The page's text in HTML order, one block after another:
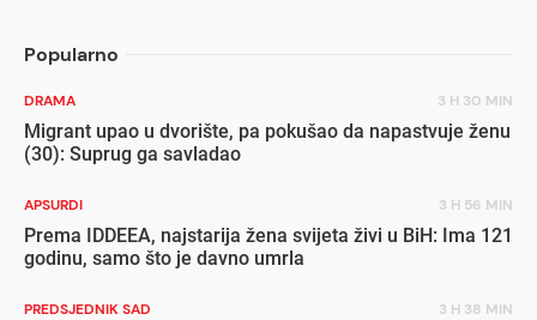
Popularno
DRAMA 3 H 30 MIN
Migrant upao u dvorište, pa pokušao da napastvuje ženu
(30): Suprug ga savladao
APSURDI 3 H 56 MIN
Prema IDDEEA, najstarija žena svijeta živi u BiH: Ima 121
godinu, samo što je davno umrla
PREDSJEDNIK SAD 3 H 38 MIN